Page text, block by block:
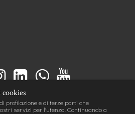
profilazione e di terze parti che
servizi per l'utenza. Continuando a